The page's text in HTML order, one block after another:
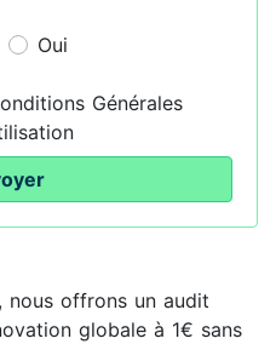
Oui
Générales
nous offrons un audit
globale à 1€ sans